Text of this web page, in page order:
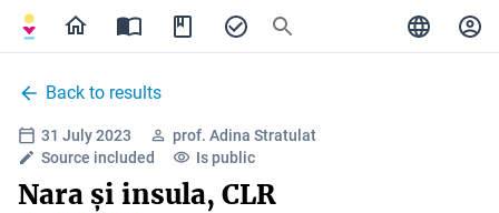
Back to results
31 July 2023
prof. Adina Stratulat
Source included
Is public
Nara și insula, CLR